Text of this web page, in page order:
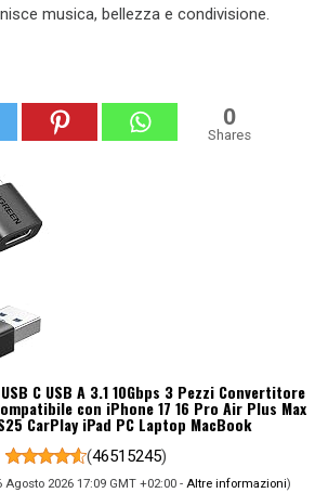
musica, bellezza e condivisione.
0
Shares
C USB A 3.1 10Gbps 3 Pezzi Convertitore
con iPhone 17 16 Pro Air Plus Max
CarPlay iPad PC Laptop MacBook
(46515245)
Agosto 2026 17:09 GMT +02:00 - Altre informazioni)